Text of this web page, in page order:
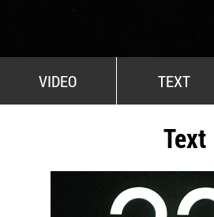
VIDEO TEXT
Text